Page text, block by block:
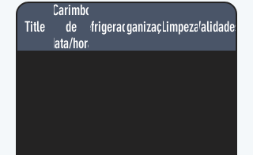
Title
Carimbo
de
data/hora
RefrigeradorOrganizaçãoLimpezaValidades